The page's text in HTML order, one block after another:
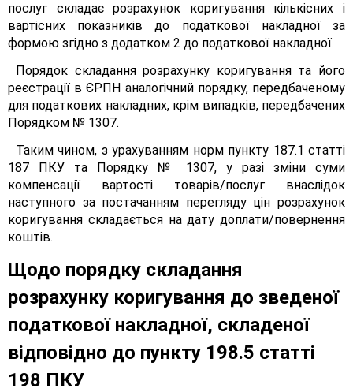
послуг складає розрахунок коригування кількісних і
вартісних показників до податкової накладної за
формою згідно з додатком 2 до податкової накладної.
Порядок складання розрахунку коригування та його
реєстрації в ЄРПН аналогічний порядку, передбаченому
для податкових накладних, крім випадків, передбачених
Порядком № 1307.
Таким чином, з урахуванням норм пункту 187.1 статті
187 ПКУ та Порядку № 1307, у разі зміни суми
компенсації вартості товарів/послуг внаслідок
наступного за постачанням перегляду цін розрахунок
коригування складається на дату доплати/повернення
коштів.
Щодо порядку складання
розрахунку коригування до зведеної
податкової накладної, складеної
відповідно до пункту 198.5 статті
198 ПКУ